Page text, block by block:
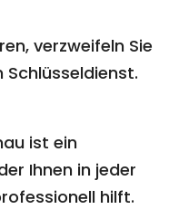
verzweifeln Sie
Schlüsseldienst.
ist ein
Ihnen in jeder
hilft.